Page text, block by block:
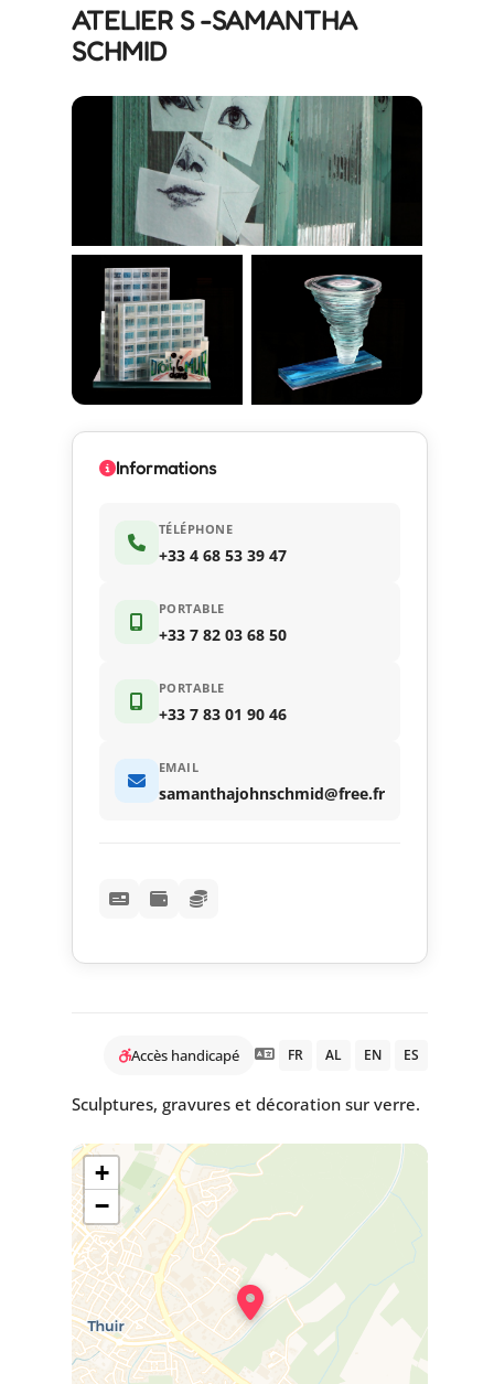
ATELIER S -SAMANTHA
SCHMID
Accès handicapé FR AL EN ES
Sculptures, gravures et décoration sur verre.
+
−
Informations
TÉLÉPHONE
+33 4 68 53 39 47
PORTABLE
+33 7 82 03 68 50
PORTABLE
+33 7 83 01 90 46
EMAIL
samanthajohnschmid@free.fr